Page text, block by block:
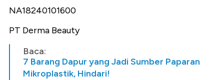
NA18240101600
PT Derma Beauty
Baca:
7 Barang Dapur yang Jadi Sumber Paparan
Mikroplastik, Hindari!